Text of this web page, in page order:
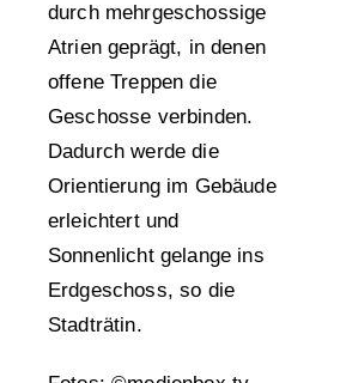
durch mehrgeschossige
Atrien geprägt, in denen
offene Treppen die
Geschosse verbinden.
Dadurch werde die
Orientierung im Gebäude
erleichtert und
Sonnenlicht gelange ins
Erdgeschoss, so die
Stadträtin.